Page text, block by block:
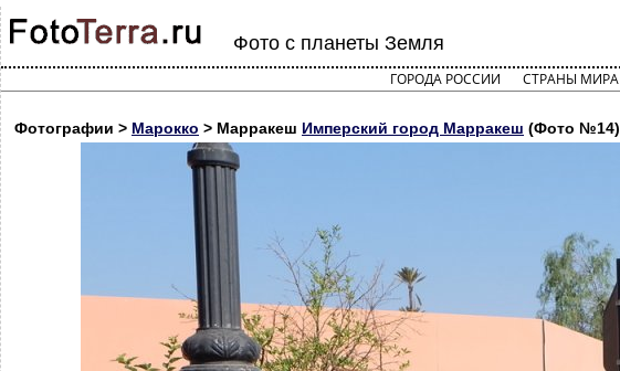
Фото с планеты Земля
ГОРОДА РОССИИ СТРАНЫ МИРА
Фотографии > Марокко > Марракеш Имперский город Марракеш (Фото №14)